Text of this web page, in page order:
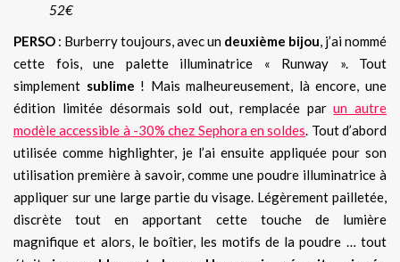
52€
PERSO : Burberry toujours, avec un deuxième bijou, j’ai nommé
cette fois, une palette illuminatrice « Runway ». Tout
simplement sublime ! Mais malheureusement, là encore, une
édition limitée désormais sold out, remplacée parun autre
modèle accessible à -30% chez Sephora en soldes. Tout d’abord
utilisée comme highlighter, je l’ai ensuite appliquée pour son
utilisation première à savoir, comme une poudre illuminatrice à
appliquer sur une large partie du visage. Légèrement pailletée,
discrète tout en apportant cette touche de lumière
magnifique et alors, le boîtier, les motifs de la poudre … tout